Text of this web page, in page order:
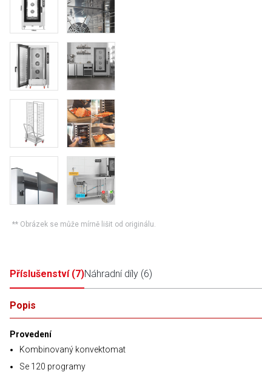
** Obrázek se může mírně lišit od originálu.
Příslušenství(7)Náhradní díly (6)
Popis
Provedení
Kombinovaný konvektomat
Se 120 programy